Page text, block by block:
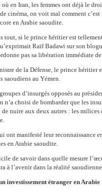
où en Iran, les femmes ont déjà le
cinéma, on voit mal comment
en Arabie saoudite.
tout, si le prince héritier est
Raïf Badawi sur son
pas sa libération immédiate
de la Défense, le prince héritier
saoudiens au Yémen.
d’insurgés opposés au
n’a choisi de bombarder que les
de nuire aux deux autres : les
ont manifesté leur reconnaissance
en Arabie saoudite.
de savoir dans quelle mesure
à l’avenir dans la réalité
investissement étranger en Arabie